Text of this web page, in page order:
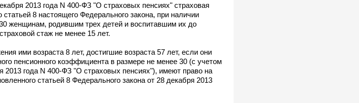
2013 года N 400-ФЗ "О страховых пенсиях" страховая
8 настоящего Федерального закона, при наличии
женщинам, родившим трех детей и воспитавшим их до
стаж не менее 15 лет.
ими возраста 8 лет, достигшие возраста 57 лет, если они
пенсионного коэффициента в размере не менее 30 (с учетом
2013 года N 400-ФЗ "О страховых пенсиях"), имеют право на
статьей 8 Федерального закона от 28 декабря 2013